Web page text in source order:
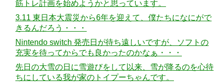
筋トレ計画を始めようかと思っています。
3.11 東日本大震災から6年を迎えて、僕たちになにがで
きるんだろう・・・
Nintendo switch 発売日が待ち遠しいですが、ソフトの
充実を待ってからでも良かったのかなぁ・・・
先日の大雪の日に雪遊びをして以来、雪が降るのを心待
ちにしている我が家のトイプーちゃんです。